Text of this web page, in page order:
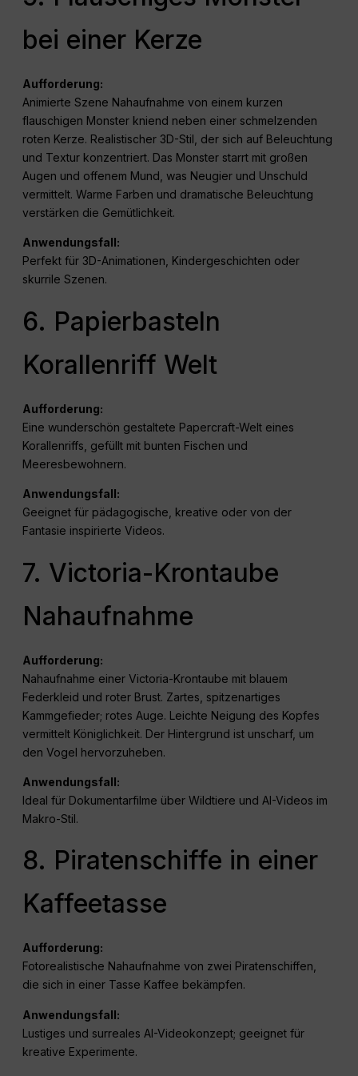
bei einer Kerze
Aufforderung:
Animierte Szene Nahaufnahme von einem kurzen
flauschigen Monster kniend neben einer schmelzenden
roten Kerze. Realistischer 3D-Stil, der sich auf Beleuchtung
und Textur konzentriert. Das Monster starrt mit großen
Augen und offenem Mund, was Neugier und Unschuld
vermittelt. Warme Farben und dramatische Beleuchtung
verstärken die Gemütlichkeit.
Anwendungsfall:
Perfekt für 3D-Animationen, Kindergeschichten oder
skurrile Szenen.
6. Papierbasteln
Korallenriff Welt
Aufforderung:
Eine wunderschön gestaltete Papercraft-Welt eines
Korallenriffs, gefüllt mit bunten Fischen und
Meeresbewohnern.
Anwendungsfall:
Geeignet für pädagogische, kreative oder von der
Fantasie inspirierte Videos.
7. Victoria-Krontaube
Nahaufnahme
Aufforderung:
Nahaufnahme einer Victoria-Krontaube mit blauem
Federkleid und roter Brust. Zartes, spitzenartiges
Kammgefieder; rotes Auge. Leichte Neigung des Kopfes
vermittelt Königlichkeit. Der Hintergrund ist unscharf, um
den Vogel hervorzuheben.
Anwendungsfall:
Ideal für Dokumentarfilme über Wildtiere und AI-Videos im
Makro-Stil.
8. Piratenschiffe in einer
Kaffeetasse
Aufforderung:
Fotorealistische Nahaufnahme von zwei Piratenschiffen,
die sich in einer Tasse Kaffee bekämpfen.
Anwendungsfall:
Lustiges und surreales AI-Videokonzept; geeignet für
kreative Experimente.